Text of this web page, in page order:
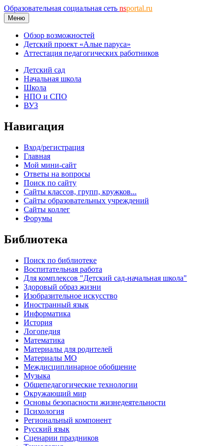
Образовательная социальная сеть nsportal.ru
Меню
Обзор возможностей
Детский проект «Алые паруса»
Аттестация педагогических работников
Детский сад
Начальная школа
Школа
НПО и СПО
ВУЗ
Навигация
Вход/регистрация
Главная
Мой мини-сайт
Ответы на вопросы
Поиск по сайту
Сайты классов, групп, кружков...
Сайты образовательных учреждений
Сайты коллег
Форумы
Библиотека
Поиск по библиотеке
Воспитательная работа
Для комплексов "Детский сад-начальная школа"
Здоровый образ жизни
Изобразительное искусство
Иностранный язык
Информатика
История
Логопедия
Математика
Материалы для родителей
Материалы МО
Междисциплинарное обобщение
Музыка
Общепедагогические технологии
Окружающий мир
Основы безопасности жизнедеятельности
Психология
Региональный компонент
Русский язык
Сценарии праздников